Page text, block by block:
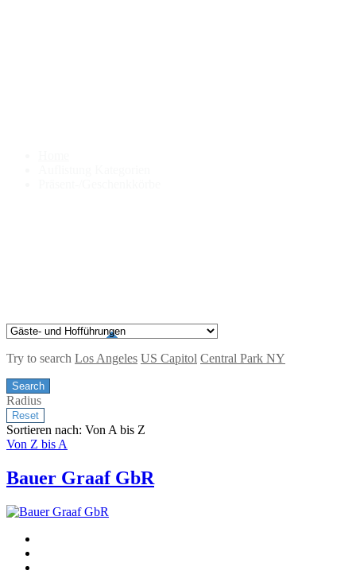
Try to search Los Angeles US Capitol Central Park NY
Radius
Sortieren nach: Von A bis Z
Von Z bis A
Bauer Graaf GbR